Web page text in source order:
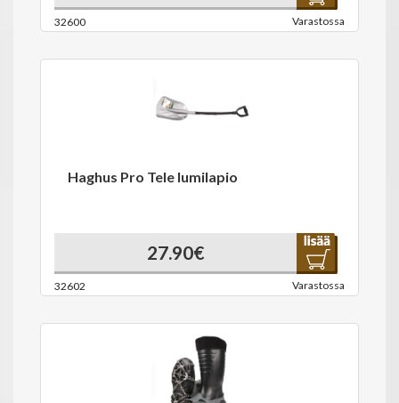
32600 Varastossa
Haghus Pro Tele lumilapio
27.90€
32602 Varastossa